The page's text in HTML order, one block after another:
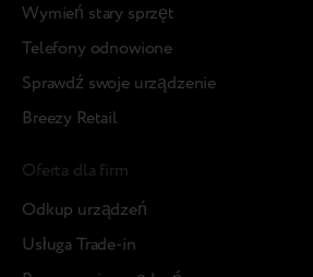
Wymień stary sprzęt
Telefony odnowione
Sprawdź swoje urządzenie
Breezy Retail
Oferta dla firm
Odkup urządzeń
Usługa Trade-in